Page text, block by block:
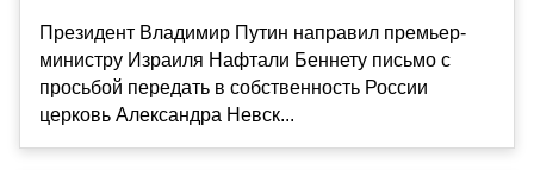
Президент Владимир Путин направил премьер-
министру Израиля Нафтали Беннету письмо с
просьбой передать в собственность России
церковь Александра Невск...